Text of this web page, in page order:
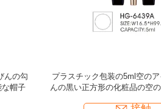
イライ
4ml空のアイライナーのびん
つげの接着剤の包装にシルク